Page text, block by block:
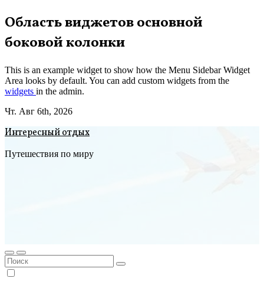
Перейти
к
содержимому
Область виджетов основной
боковой колонки
This is an example widget to show how the Menu Sidebar Widget
Area looks by default. You can add custom widgets from the
widgets in the admin.
Чт. Авг 6th, 2026
Интересный отдых
Путешествия по миру